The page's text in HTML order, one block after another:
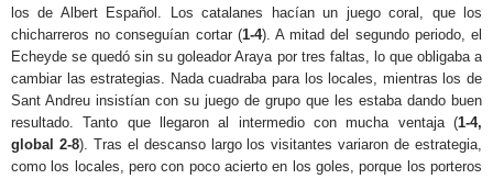
los de Albert Español. Los catalanes hacían un juego coral, que los
chicharreros no conseguían cortar (1-4). A mitad del segundo periodo, el
Echeyde se quedó sin su goleador Araya por tres faltas, lo que obligaba a
cambiar las estrategias. Nada cuadraba para los locales, mientras los de
Sant Andreu insistían con su juego de grupo que les estaba dando buen
resultado. Tanto que llegaron al intermedio con mucha ventaja (1-4,
global 2-8). Tras el descanso largo los visitantes variaron de estrategia,
como los locales, pero con poco acierto en los goles, porque los porteros